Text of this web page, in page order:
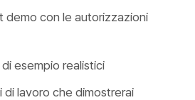
demo con le autorizzazioni
esempio realistici
di lavoro che dimostrerai